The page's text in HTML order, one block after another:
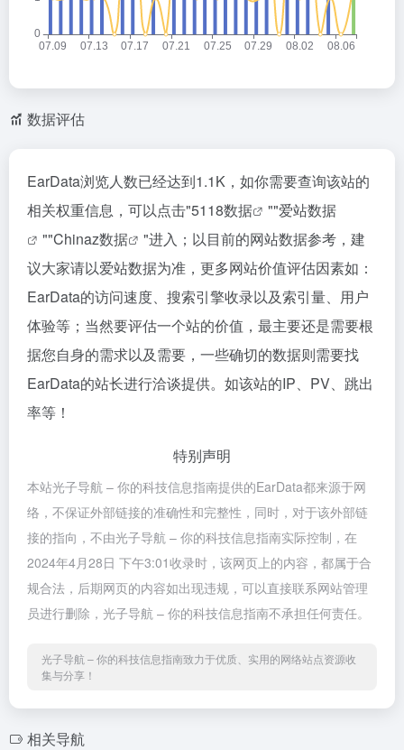
数据评估
EarData浏览人数已经达到1.1K，如你需要查询该站的
相关权重信息，可以点击"5118数据 ""爱站数据
""Chinaz数据
"进入；以目前的网站数据参考，建
议大家请以爱站数据为准，更多网站价值评估因素如：
EarData的访问速度、搜索引擎收录以及索引量、用户
体验等；当然要评估一个站的价值，最主要还是需要根
据您自身的需求以及需要，一些确切的数据则需要找
EarData的站长进行洽谈提供。如该站的IP、PV、跳出
率等！
特别声明
本站光子导航 – 你的科技信息指南提供的EarData都来源于网
络，不保证外部链接的准确性和完整性，同时，对于该外部链
接的指向，不由光子导航 – 你的科技信息指南实际控制，在
2024年4月28日 下午3:01收录时，该网页上的内容，都属于合
规合法，后期网页的内容如出现违规，可以直接联系网站管理
员进行删除，光子导航 – 你的科技信息指南不承担任何责任。
光子导航 – 你的科技信息指南致力于优质、实用的网络站点资源收
集与分享！
相关导航